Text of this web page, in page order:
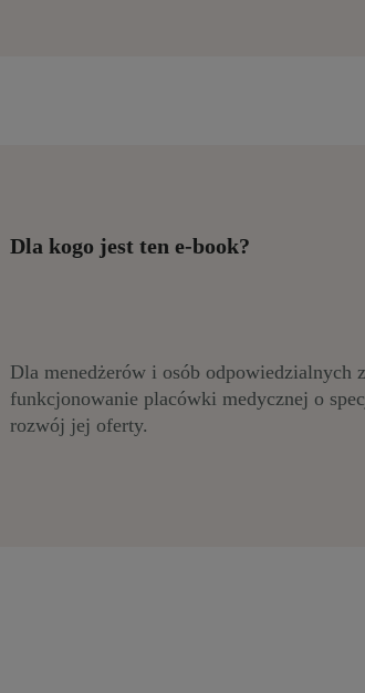
Dla kogo jest ten e-book?
Dla menedżerów i osób odpowiedzialnych
funkcjonowanie placówki medycznej o
rozwój jej oferty.